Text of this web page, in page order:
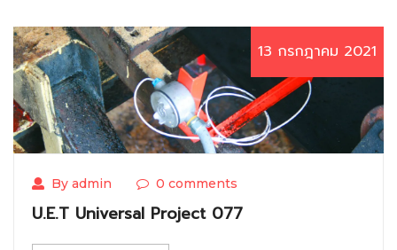
13 กรกฎาคม 2021
By admin 0 comments
U.E.T Universal Project 077